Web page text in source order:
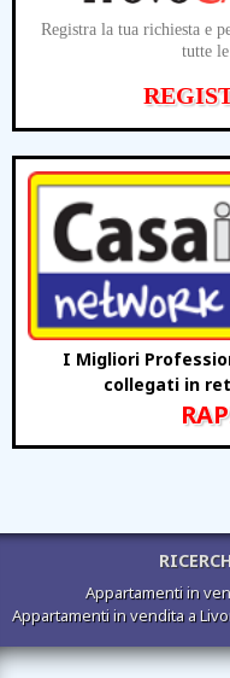
Registra la tua richiesta e
tutte le
I Migliori
collegati in
Appartamenti in
Appartamenti in vendita a